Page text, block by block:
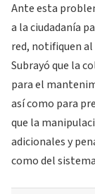
Ante esta
a la ciudadanía
red, notifiquen
Subrayó que la
para el
así como para
que la
adicionales y
como del